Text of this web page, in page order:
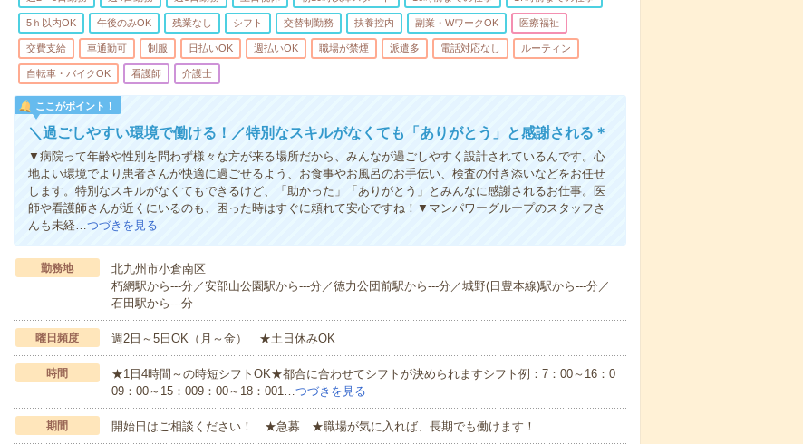
5ｈ以内OK 午後のみOK 残業なし シフト 交替制勤務 扶養控内 副業・WワークOK 医療福祉
交費支給 車通勤可 制服 日払いOK 週払いOK 職場が禁煙 派遣多 電話対応なし ルーティン
自転車・バイクOK 看護師 介護士
ここがポイント！
＼過ごしやすい環境で働ける！／特別なスキルがなくても「ありがとう」と感謝される＊
▼病院って年齢や性別を問わず様々な方が来る場所だから、みんなが過ごしやすく設計されているんです。心
地よい環境でより患者さんが快適に過ごせるよう、お食事やお風呂のお手伝い、検査の付き添いなどをお任せ
します。特別なスキルがなくてもできるけど、「助かった」「ありがとう」とみんなに感謝されるお仕事。医
師や看護師さんが近くにいるのも、困った時はすぐに頼れて安心ですね！▼マンパワーグループのスタッフさ
んも未経…つづきを見る
勤務地
北九州市小倉南区
朽網駅から---分／安部山公園駅から---分／徳力公団前駅から---分／城野(日豊本線)駅から---分／
石田駅から---分
曜日頻度 週2日～5日OK（月～金） ★土日休みOK
時間
★1日4時間～の時短シフトOK★都合に合わせてシフトが決められますシフト例：7：00～16：0
09：00～15：009：00～18：001…つづきを見る
期間 開始日はご相談ください！ ★急募 ★職場が気に入れば、長期でも働けます！